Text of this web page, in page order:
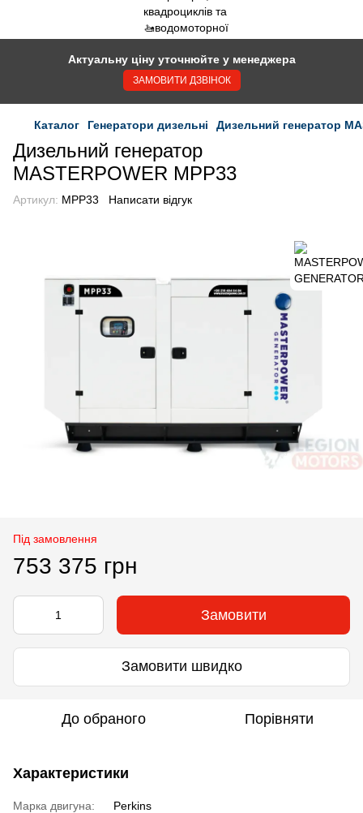
Актуальну ціну уточнюйте у менеджера
ЗАМОВИТИ ДЗВІНОК
Каталог Генератори дизельні Дизельний генератор
Дизельний генератор
MASTERPOWER MPP33
Артикул: MPP33 Написати відгук
Під замовлення
753 375 грн
Замовити
Замовити швидко
До обраного Порівняти
Характеристики
Марка двигуна:
Perkins